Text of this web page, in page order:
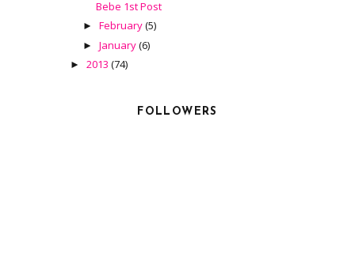
Bebe 1st Post
► February(5)
► January(6)
►2013(74)
FOLLOWERS